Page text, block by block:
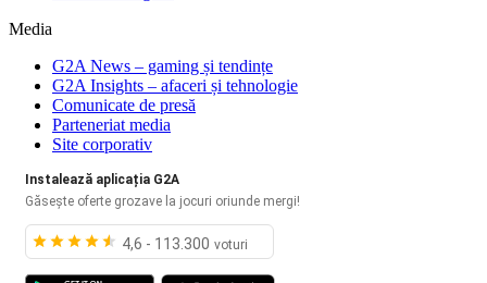
Media
G2A News – gaming și tendințe
G2A Insights – afaceri și tehnologie
Comunicate de presă
Parteneriat media
Site corporativ
Instalează aplicația G2A
Găsește oferte grozave la jocuri oriunde mergi!
4,6 - 113.300 voturi